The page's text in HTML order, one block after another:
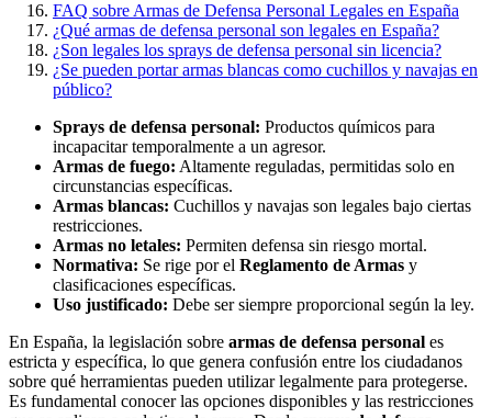
FAQ sobre Armas de Defensa Personal Legales en España
¿Qué armas de defensa personal son legales en España?
¿Son legales los sprays de defensa personal sin licencia?
¿Se pueden portar armas blancas como cuchillos y navajas en
público?
Sprays de defensa personal: Productos químicos para
incapacitar temporalmente a un agresor.
Armas de fuego: Altamente reguladas, permitidas solo en
circunstancias específicas.
Armas blancas: Cuchillos y navajas son legales bajo ciertas
restricciones.
Armas no letales: Permiten defensa sin riesgo mortal.
Normativa: Se rige por el Reglamento de Armas y
clasificaciones específicas.
Uso justificado: Debe ser siempre proporcional según la ley.
En España, la legislación sobre armas de defensa personal es
estricta y específica, lo que genera confusión entre los ciudadanos
sobre qué herramientas pueden utilizar legalmente para protegerse.
Es fundamental conocer las opciones disponibles y las restricciones